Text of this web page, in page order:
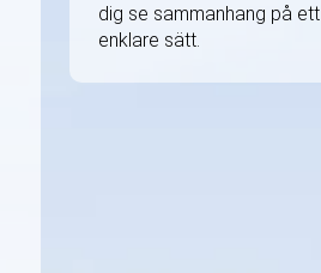
dig se sammanhang på ett
enklare sätt.